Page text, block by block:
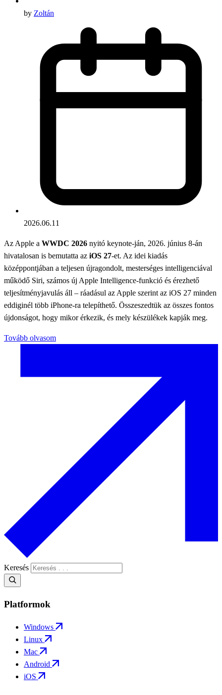
by Zoltán
2026.06.11
Az Apple a WWDC 2026 nyitó keynote-ján, 2026. június 8-án
hivatalosan is bemutatta az iOS 27-et. Az idei kiadás
középpontjában a teljesen újragondolt, mesterséges intelligenciával
működő Siri, számos új Apple Intelligence-funkció és érezhető
teljesítményjavulás áll – ráadásul az Apple szerint az iOS 27 minden
eddiginél több iPhone-ra telepíthető. Összeszedtük az összes fontos
újdonságot, hogy mikor érkezik, és mely készülékek kapják meg.
Tovább olvasom
Keresés
Platformok
Windows
Linux
Mac
Android
iOS